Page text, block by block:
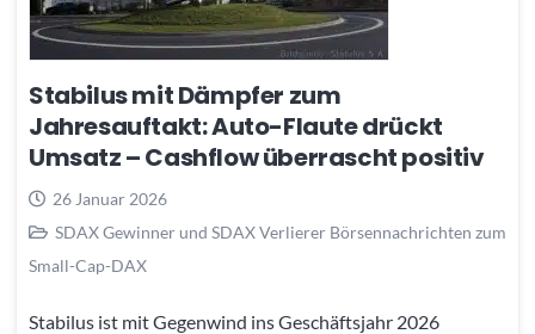
Stabilus mit Dämpfer zum
Jahresauftakt: Auto-Flaute drückt
Umsatz – Cashflow überrascht positiv
26 Januar 2026
SDAX Gewinner und SDAX Verlierer Börsennachrichten zum
Small-Cap-DAX
Stabilus ist mit Gegenwind ins Geschäftsjahr 2026